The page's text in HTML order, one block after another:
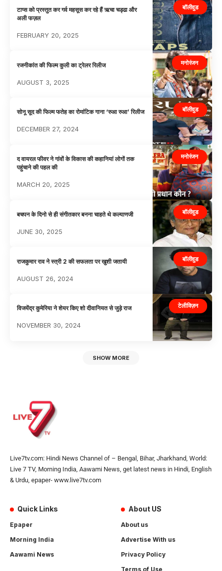
बॉलीवुड
टाप्स को प्रस्तुत कर गर्व महसूस कर रहे हैं ऋचा चड्ढा और
अली फज़ल
FEBRUARY 20, 2025
मनोरंजन
रजनीकांत की फिल्म कुली का ट्रेलर रिलीज
AUGUST 3, 2025
बॉलीवुड
सोनू सूद की फिल्म फतेह का रोमांटिक गाना ‘रुआ रुआ’ रिलीज
DECEMBER 27, 2024
मनोरंजन
द वायरल फीवर ने गांवों के विकास की कहानियां लोगों तक
पहुंचाने की पहल की
MARCH 20, 2025
बॉलीवुड
बचपन के दिनो से ही संगीतकार बनना चाहते थे कल्याणजी
JUNE 30, 2025
बॉलीवुड
राजकुमार राव ने स्त्री 2 की सफलता पर खुशी जतायी
AUGUST 26, 2024
टेलीविज़न
विजयेंद्र कुमेरिया ने शेयर किए शो दीवानियत से जुड़े राज
NOVEMBER 30, 2024
SHOW MORE
Live7tv.com: Hindi News Channel of – Bengal, Bihar, Jharkhand, World:
Live 7 TV, Morning India, Aawami News, get latest news in Hindi, English
& Urdu, epaper- www.live7tv.com
Quick Links
Epaper
Morning India
Aawami News
About US
About us
Advertise With us
Privacy Policy
Terms of Use